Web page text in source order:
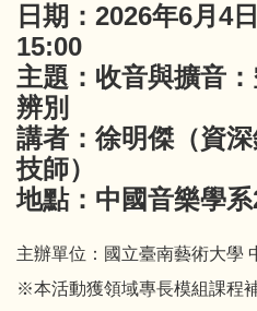
日期：2026年6月4
15:00
主題：收音與擴音
辨別
講者：徐明傑（資
技師）
地點：中國音樂學
主辦單位：國立臺南藝術大學
※本活動獲領域專長模組課程